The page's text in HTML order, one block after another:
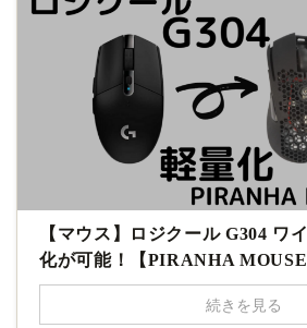
【マウス】ロジクール G304 ワ
化が可能！【PIRANHA MOUSE
続きを見る